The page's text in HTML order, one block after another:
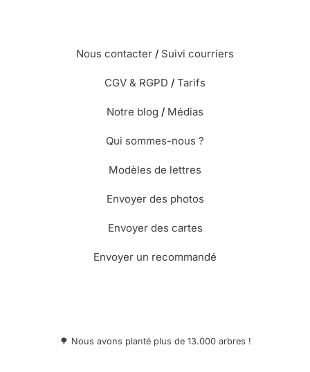
Nous contacter / Suivi courriers
CGV & RGPD / Tarifs
Notre blog / Médias
Qui sommes-nous ?
Modèles de lettres
Envoyer des photos
Envoyer des cartes
Envoyer un recommandé
🌳 Nous avons planté plus de 13.000 arbres !